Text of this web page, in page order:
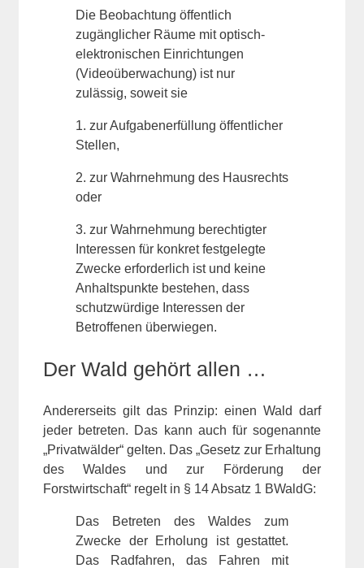
Die Beobachtung öffentlich
zugänglicher Räume mit optisch-
elektronischen Einrichtungen
(Videoüberwachung) ist nur
zulässig, soweit sie
1. zur Aufgabenerfüllung öffentlicher
Stellen,
2. zur Wahrnehmung des Hausrechts
oder
3. zur Wahrnehmung berechtigter
Interessen für konkret festgelegte
Zwecke erforderlich ist und keine
Anhaltspunkte bestehen, dass
schutzwürdige Interessen der
Betroffenen überwiegen.
Der Wald gehört allen …
Andererseits gilt das Prinzip: einen Wald darf
jeder betreten. Das kann auch für sogenannte
„Privatwälder“ gelten. Das „Gesetz zur Erhaltung
des Waldes und zur Förderung der
Forstwirtschaft“ regelt in § 14 Absatz 1 BWaldG:
Das Betreten des Waldes zum
Zwecke der Erholung ist gestattet.
Das Radfahren, das Fahren mit